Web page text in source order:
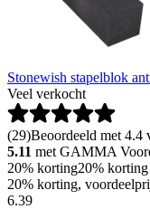
Stonewish stapelblok
Veel verkocht
(29)Beoordeeld met 4.4
5.11 met GAMMA
20% korting20% korting
20% korting,
6.39